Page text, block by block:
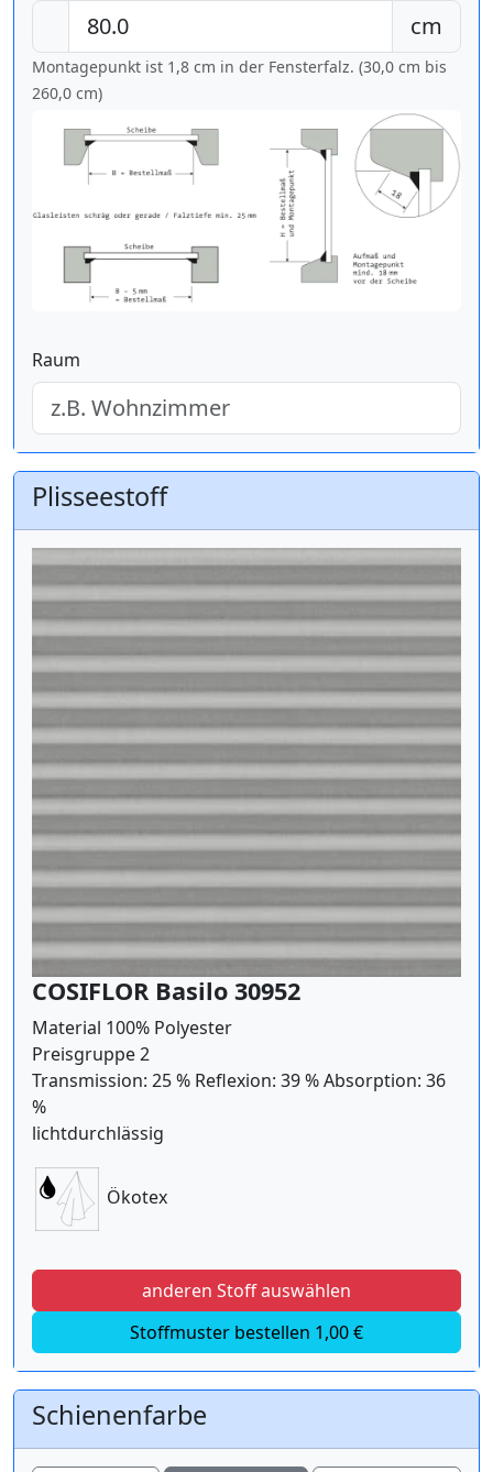
cm
Montagepunkt ist 1,8 cm in der Fensterfalz. (30,0 cm bis
260,0 cm)
Raum
Plisseestoff
COSIFLOR Basilo 30952
Material 100% Polyester
Preisgruppe 2
Transmission: 25 % Reflexion: 39 % Absorption: 36
%
lichtdurchlässig
Ökotex
anderen Stoff auswählen
Stoffmuster bestellen 1,00 €
Schienenfarbe